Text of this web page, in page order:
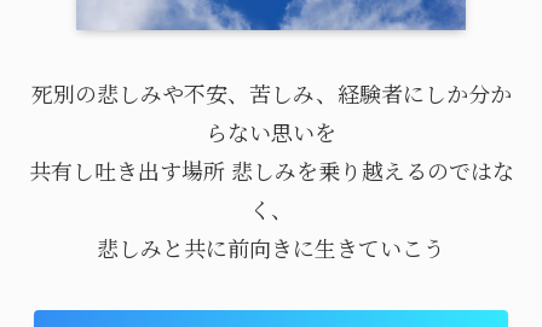
死別の悲しみや不安、苦しみ、経験者にしか分か
らない思いを
共有し吐き出す場所 悲しみを乗り越えるのではな
く、
悲しみと共に前向きに生きていこう